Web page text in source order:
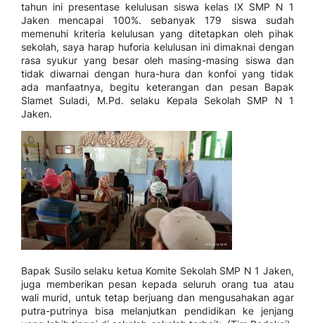
tahun ini presentase kelulusan siswa kelas IX SMP N 1
Jaken mencapai 100%. sebanyak 179 siswa sudah
memenuhi kriteria kelulusan yang ditetapkan oleh pihak
sekolah, saya harap huforia kelulusan ini dimaknai dengan
rasa syukur yang besar oleh masing-masing siswa dan
tidak diwarnai dengan hura-hura dan konfoi yang tidak
ada manfaatnya, begitu keterangan dan pesan Bapak
Slamet Suladi, M.Pd. selaku Kepala Sekolah SMP N 1
Jaken.
Bapak Susilo selaku ketua Komite Sekolah SMP N 1 Jaken,
juga memberikan pesan kepada seluruh orang tua atau
wali murid, untuk tetap berjuang dan mengusahakan agar
putra-putrinya bisa melanjutkan pendidikan ke jenjang